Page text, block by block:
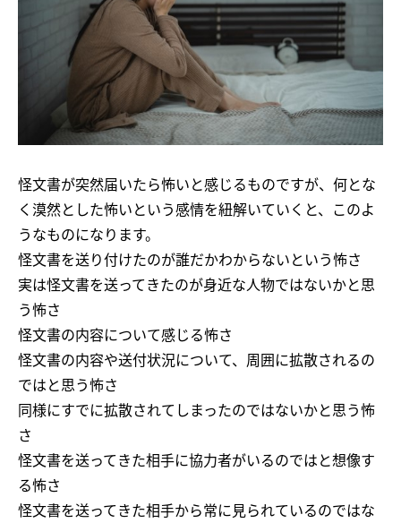
怪文書が突然届いたら怖いと感じるものですが、何とな
く漠然とした怖いという感情を紐解いていくと、このよ
うなものになります。
怪文書を送り付けたのが誰だかわからないという怖さ
実は怪文書を送ってきたのが身近な人物ではないかと思
う怖さ
怪文書の内容について感じる怖さ
怪文書の内容や送付状況について、周囲に拡散されるの
ではと思う怖さ
同様にすでに拡散されてしまったのではないかと思う怖
さ
怪文書を送ってきた相手に協力者がいるのではと想像す
る怖さ
怪文書を送ってきた相手から常に見られているのではな